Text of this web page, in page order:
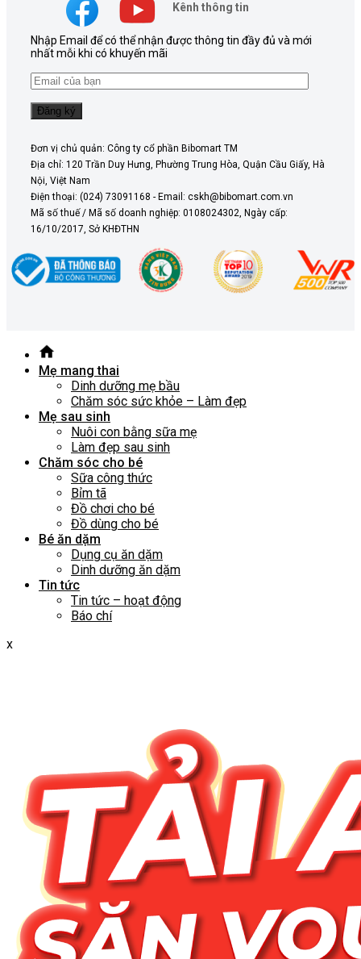
Kênh thông tin
Nhập Email để có thể nhận được thông tin đầy đủ và mới
nhất mỗi khi có khuyến mãi
Đơn vị chủ quản: Công ty cổ phần Bibomart TM
Địa chỉ: 120 Trần Duy Hưng, Phường Trung Hòa, Quận Cầu Giấy, Hà
Nội, Việt Nam
Điện thoại: (024) 73091168 - Email: cskh@bibomart.com.vn
Mã số thuế / Mã số doanh nghiệp: 0108024302, Ngày cấp:
16/10/2017, Sở KHĐTHN
Mẹ mang thai
Dinh dưỡng mẹ bầu
Chăm sóc sức khỏe – Làm đẹp
Mẹ sau sinh
Nuôi con bằng sữa mẹ
Làm đẹp sau sinh
Chăm sóc cho bé
Sữa công thức
Bỉm tã
Đồ chơi cho bé
Đồ dùng cho bé
Bé ăn dặm
Dụng cụ ăn dặm
Dinh dưỡng ăn dặm
Tin tức
Tin tức – hoạt động
Báo chí
x